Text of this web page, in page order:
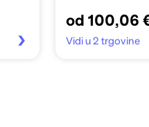
od 100,06
Vidi u 2 trgovine